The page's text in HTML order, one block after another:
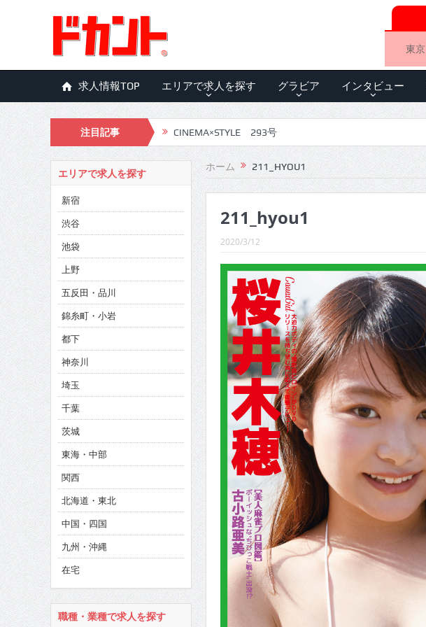
東京
求人情報TOP エリアで求人を探す グラビア インタビュー
注目記事
CINEMA×STYLE 293号
CINEMA×STYLE 292号
CINEMA×STYLE 291号
CINEMA×STYLE 290号
CINEMA×STYLE 289号
CINEMA×STYLE 288号
CINEMA×STYLE 287号
CINEMA×STYLE 286号
CINEMA×STYLE 285号
CINEMA×STYLE 294号
ホーム 211_HYOU1
211_hyou1
2020/3/12
エリアで求人を探す
新宿
渋谷
池袋
上野
五反田・品川
錦糸町・小岩
都下
神奈川
埼玉
千葉
茨城
東海・中部
関西
北海道・東北
中国・四国
九州・沖縄
在宅
職種・業種で求人を探す